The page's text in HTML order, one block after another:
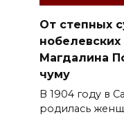
От степных
Магдалина
чуму
В 1904 году в
родилась